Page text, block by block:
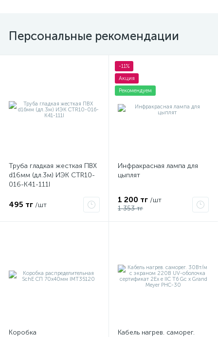
Персональные рекомендации
Труба гладкая жесткая ПВХ
d16мм (дл.3м) ИЭК CTR10-
016-K41-111I
495 тг /шт
-11%
Акция
Рекомендуем
Инфракрасная лампа для
цыплят
1 200 тг /шт
1 353 тг
Коробка
Кабель нагрев. саморег.